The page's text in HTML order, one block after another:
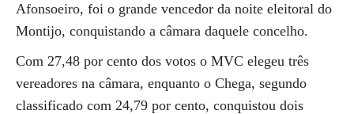
Afonsoeiro, foi o grande vencedor da noite eleitoral do
Montijo, conquistando a câmara daquele concelho.
Com 27,48 por cento dos votos o MVC elegeu três
vereadores na câmara, enquanto o Chega, segundo
classificado com 24,79 por cento, conquistou dois